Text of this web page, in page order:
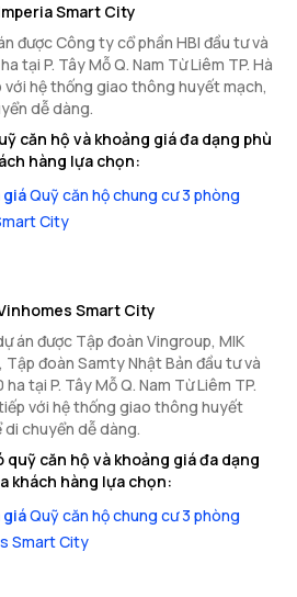
Smart City
được Công ty cổ phần HBI đầu tư và
tại P. Tây Mỗ Q. Nam Từ Liêm TP. Hà
với hệ thống giao thông huyết mạch,
dễ dàng.
căn hộ và khoảng giá đa dạng phù
hàng lựa chọn:
giáQuỹ căn hộ chung cư 3 phòng
City
Smart City
án được Tập đoàn Vingroup, MIK
đoàn Samty Nhật Bản đầu tư và
tại P. Tây Mỗ Q. Nam Từ Liêm TP.
với hệ thống giao thông huyết
chuyển dễ dàng.
căn hộ và khoảng giá đa dạng
khách hàng lựa chọn:
giáQuỹ căn hộ chung cư 3 phòng
Smart City